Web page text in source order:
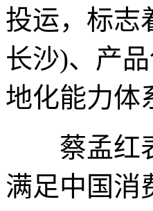
投运，标志
长沙)、产
地化能力体
蔡孟红表
满足中国消